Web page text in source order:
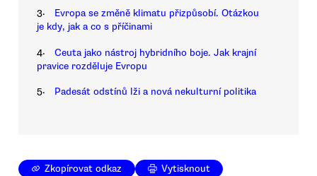
3.
Evropa se změně klimatu přizpůsobí. Otázkou
je kdy, jak a co s příčinami
4.
Ceuta jako nástroj hybridního boje. Jak krajní
pravice rozděluje Evropu
5. Padesát odstínů lži a nová nekulturní politika
Zkopírovat odkaz Vytisknout